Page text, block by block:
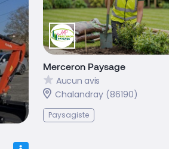
Merceron Paysage
Aucun avis
Chalandray (86190)
Paysagiste